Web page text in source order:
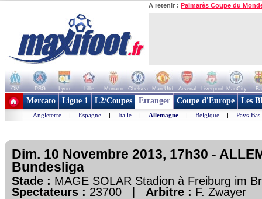
A retenir : Palmarès Coupe du
OM PSG Lyon Lille Monaco Chelsea Man Utd Arsenal Liverpool ManCity
+ de clubs
Mercato Ligue 1 L2/Coupes Etranger Coupe d'Europe Les
Angleterre | Espagne | Italie | Allemagne | Belgique | Pays-Bas
Dim. 10 Novembre 2013, 17h30 -
Bundesliga
Stade : MAGE SOLAR Stadion à Freiburg im
Spectateurs : 23700 | Arbitre : F. Zwayer